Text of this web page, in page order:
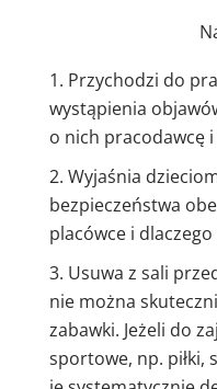
Przychodzi do
wystąpienia
o nich pracodawcę
Wyjaśnia
bezpieczeństwa
placówce i
Usuwa z sali
nie można
zabawki. Jeżeli do
sportowe, np. piłki,